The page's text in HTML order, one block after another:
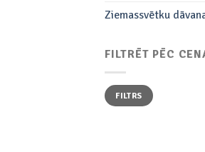
Ziemassvētku
FILTRĒT PĒC
Min.
cena
Maks.
cenaFILTRS